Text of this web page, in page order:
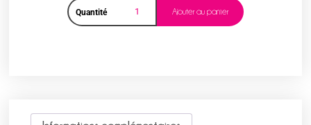
Quantité Ajouter au panier